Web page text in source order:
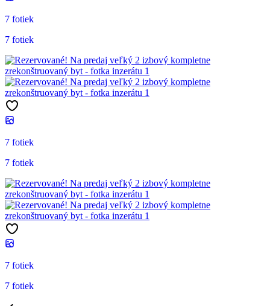
7 fotiek
7 fotiek
7 fotiek
7 fotiek
7 fotiek
7 fotiek